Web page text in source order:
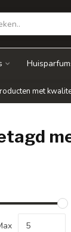
met